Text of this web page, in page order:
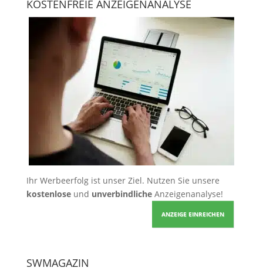
KOSTENFREIE ANZEIGENANALYSE
Ihr Werbeerfolg ist unser Ziel. Nutzen Sie unsere
kostenloseund unverbindlicheAnzeigenanalyse!
ANZEIGE EINREICHEN
SWMAGAZIN